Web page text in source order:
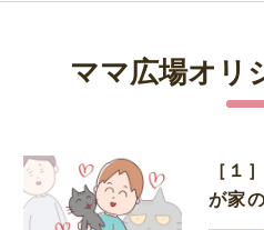
ママ広場オリ
［１
が家